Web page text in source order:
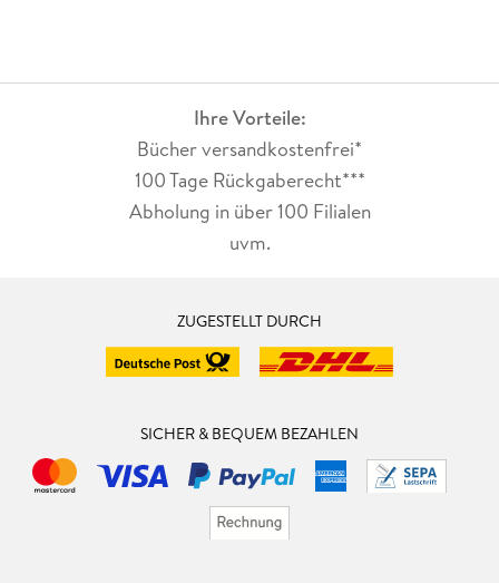
Ihre Vorteile:
Bücher versandkostenfrei*
100 Tage Rückgaberecht***
Abholung in über 100 Filialen
uvm.
ZUGESTELLT DURCH
SICHER & BEQUEM BEZAHLEN